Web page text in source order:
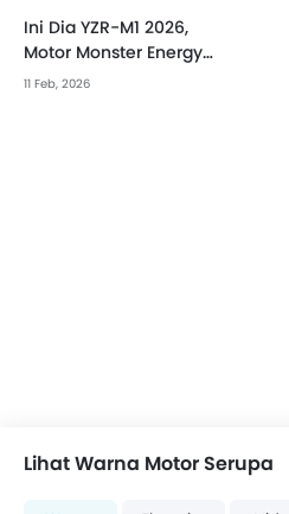
Ini Dia YZR-M1 2026,
Motor Monster Energy
Yamaha Untuk Balapan
11 Feb, 2026
Lihat Warna Motor Serupa